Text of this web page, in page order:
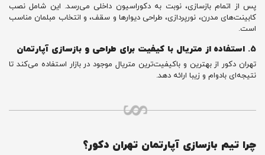
پس از اتمام بازسازی، نوبت به دکوراسیون داخلی می‌رسد. این شامل نصب
کابینت‌های مدرن، نورپردازی، طراحی دیوارها و سقف، و انتخاب مبلمان مناسب
است.
5. استفاده از متریال با کیفیت برای طراحی و بازسازی آپارتمان
تهران دکور از بهترین و باکیفیت‌ترین متریال موجود در بازار استفاده می‌کند تا
نتیجه‌ای بادوام و زیبا ارائه دهد.
چرا تیم بازسازی آپارتمان تهران دکور؟